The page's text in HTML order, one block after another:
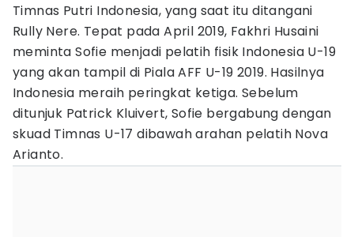
Timnas Putri Indonesia, yang saat itu ditangani
Rully Nere. Tepat pada April 2019, Fakhri Husaini
meminta Sofie menjadi pelatih fisik Indonesia U-19
yang akan tampil di Piala AFF U-19 2019. Hasilnya
Indonesia meraih peringkat ketiga. Sebelum
ditunjuk Patrick Kluivert, Sofie bergabung dengan
skuad Timnas U-17 dibawah arahan pelatih Nova
Arianto.